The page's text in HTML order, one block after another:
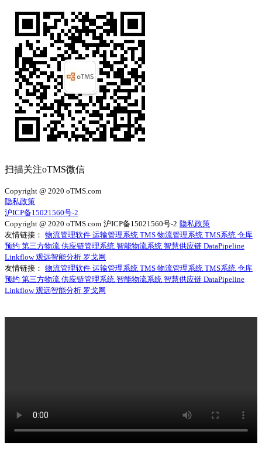
扫描关注oTMS微信
Copyright @ 2020 oTMS.com
隐私政策
沪ICP备15021560号-2
Copyright @ 2020 oTMS.com 沪ICP备15021560号-2 隐私政策
友情链接： 物流管理软件 运输管理系统 TMS 物流管理系统 TMS系统 仓库
预约 第三方物流 供应链管理系统 智能物流系统 智慧供应链 DataPipeline
Linkflow观远智能分析 罗戈网
友情链接： 物流管理软件 运输管理系统 TMS 物流管理系统 TMS系统 仓库
预约 第三方物流 供应链管理系统 智能物流系统 智慧供应链 DataPipeline
Linkflow观远智能分析 罗戈网